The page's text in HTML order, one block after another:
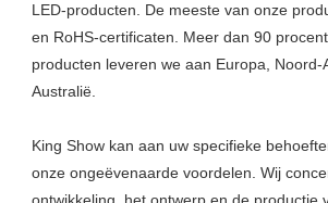
LED-producten. De meeste van onze
en RoHS-certificaten. Meer dan 90
producten leveren we aan Europa, Noord-
Australië.
King Show kan aan uw specifieke
onze ongeëvenaarde voordelen. Wij